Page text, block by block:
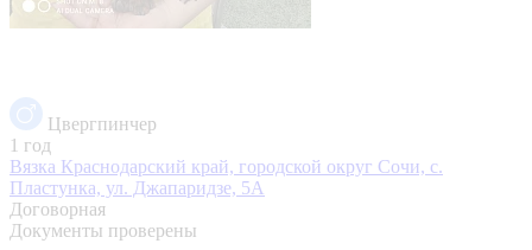
Цвергпинчер
1 год
Вязка Краснодарский край, городской округ Сочи, с.
Пластунка, ул. Джапаридзе, 5А
Договорная
Документы проверены